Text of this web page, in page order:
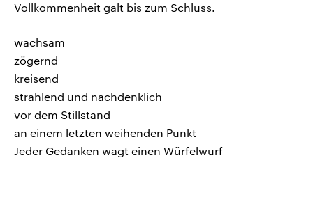
Vollkommenheit galt bis zum Schluss.
wachsam
zögernd
kreisend
strahlend und nachdenklich
vor dem Stillstand
an einem letzten weihenden Punkt
Jeder Gedanken wagt einen Würfelwurf